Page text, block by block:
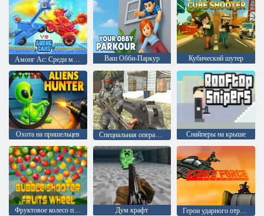
Ваш Обби-Паркур Кубический шутер
Охота на пришельцев Специальная операция: Удар Снайперы на крыше
Фруктовое колесо пузырьковый шутер Дум крафт
Герои ударного отряда 1